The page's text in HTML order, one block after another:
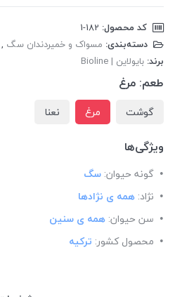
کد محصول:
دسته‌بندی: مسواک‌ و خمیر‌دندان سگ ,
برند: بایولاین | Bioline
طعم: مرغ
گوشت مرغ نعنا
ویژگی‌ها
گونه حیوان: سگ
نژاد: همه ی نژادها
سن حیوان: همه ی سنین
محصول کشور: ترکیه